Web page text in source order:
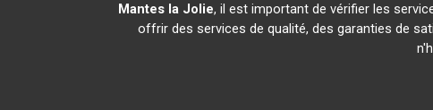
Mantes la Jolie, il est important de vérifier les
offrir des services de qualité, des garanties de